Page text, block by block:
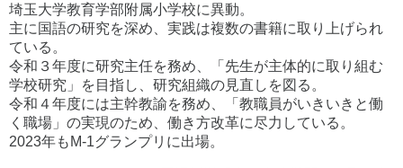
埼玉大学教育学部附属小学校に異動。
主に国語の研究を深め、実践は複数の書籍に取り上げられ
ている。
令和３年度に研究主任を務め、「先生が主体的に取り組む
学校研究」を目指し、研究組織の見直しを図る。
令和４年度には主幹教諭を務め、「教職員がいきいきと働
く職場」の実現のため、働き方改革に尽力している。
2023年もM-1グランプリに出場。